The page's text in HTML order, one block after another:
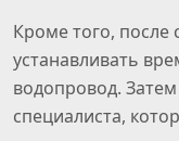
Кроме того, после
устанавливать
водопровод.
специалиста,